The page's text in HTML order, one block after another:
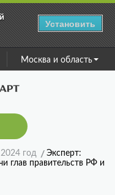
Установить
Москва и область
2024 год
Эксперт:
глав правительств РФ и